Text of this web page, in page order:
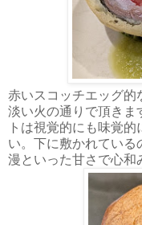
赤いスコッチエッグ的
淡い火の通りで頂きま
トは視覚的にも味覚
い。下に敷かれている
漫といった甘さで心和